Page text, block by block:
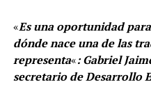
«Es una oportunidad
dónde nace una de las
representa«: Gabriel
secretario de Desarrollo